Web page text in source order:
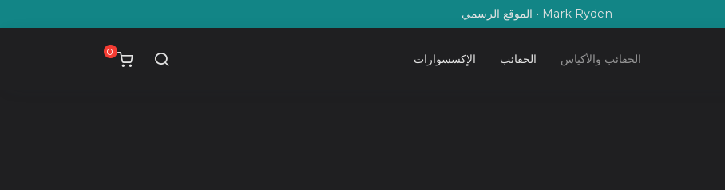
Mark Ryden • الموقع الرسمي
الحقائب والأكياس الحقائب الإكسسوارات
0